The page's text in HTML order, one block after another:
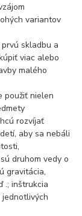
variantov
skladbu a
viac alebo
malého
použiť nielen
rozvíjať
aby sa nebáli
druhom vedy o
gravitácia,
.; inštrukcia